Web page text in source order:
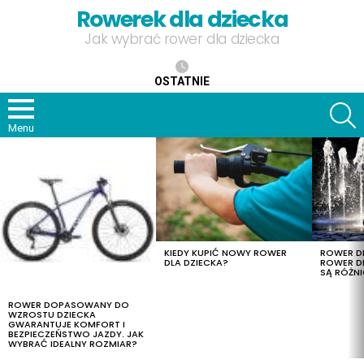
Rowerek dla dziecka
Jak wybrać rower dla dziecka
OSTATNIE
Menu
ROWER DOPASOWANY DO
WZROSTU DZIECKA
GWARANTUJE KOMFORT I
BEZPIECZEŃSTWO JAZDY. JAK
WYBRAĆ IDEALNY ROZMIAR?
KIEDY KUPIĆ NOWY ROWER
DLA DZIECKA?
ROWER
ROWER
SĄ